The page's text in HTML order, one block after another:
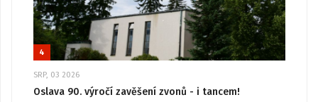
4
SRP, 03 2026
Oslava 90. výročí zavěšení zvonů - i tancem!